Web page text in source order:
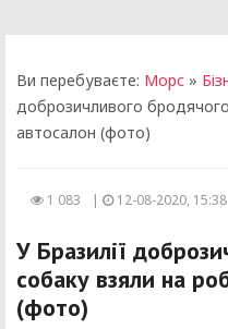
Ви перебуваєте: Морс »
доброзичливого
автосалон (фото)
1 083 | 12-08-2020, 15:38
У Бразилії
собаку взяли на
(фото)